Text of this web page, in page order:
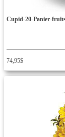
Cupid-20-Panier-
74,95$